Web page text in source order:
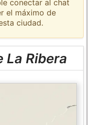
conectar al chat
el máximo de
ciudad.
Ribera